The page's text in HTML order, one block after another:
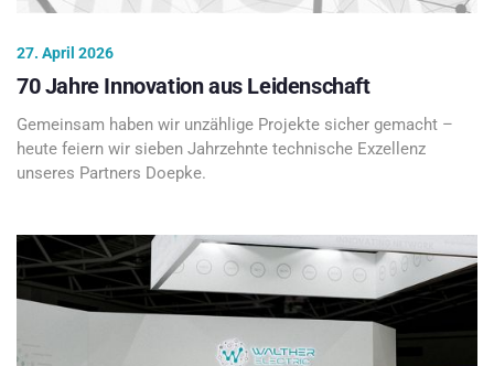
27. April 2026
70 Jahre Innovation aus Leidenschaft
Gemeinsam haben wir unzählige Projekte sicher gemacht –
heute feiern wir sieben Jahrzehnte technische Exzellenz
unseres Partners Doepke.